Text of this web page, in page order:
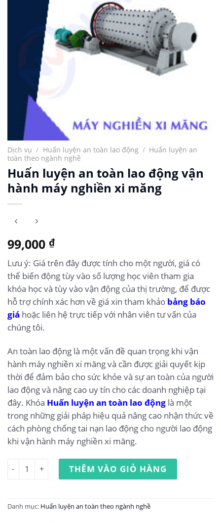
Dịch vụ / Huấn luyện an toàn lao động / Huấn luyện an
toàn theo ngành nghề
Huấn luyện an toàn lao động vận
hành máy nghiền xi măng
99,000 ₫
Lưu ý: Giá trên đây được tính cho một người, giá có
thể biến động tùy vào số lượng học viên tham gia
khóa học và tùy vào vận động của thị trường, để được
hỗ trợ chính xác hơn về giá xin tham khảo bảng báo
giá hoặc liên hệ trực tiếp với nhân viên tư vấn của
chúng tôi.
An toàn lao động là một vấn đề quan trọng khi vận
hành máy nghiền xi măng và cần được giải quyết kịp
thời để đảm bảo cho sức khỏe và sự an toàn của người
lao động và nâng cao uy tín cho các doanh nghiệp tại
đây. Khóa Huấn luyện an toàn lao động là một
trong những giải pháp hiệu quả nâng cao nhận thức về
cách phòng chống tai nạn lao động cho người lao động
khi vận hành máy nghiền xi măng.
Huấn luyện an toàn lao động vận hành máy nghiền xi
THÊM VÀO GIỎ HÀNG
Danh mục: Huấn luyện an toàn theo ngành nghề